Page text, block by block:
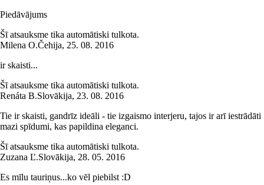
Piedāvājums
Šī atsauksme tika automātiski tulkota.
Milena O.Čehija, 25. 08. 2016
ir skaisti...
Šī atsauksme tika automātiski tulkota.
Renáta B.Slovākija, 23. 08. 2016
Tie ir skaisti, gandrīz ideāli - tie izgaismo interjeru, tajos ir arī iestrādāti
mazi spīdumi, kas papildina eleganci.
Šī atsauksme tika automātiski tulkota.
Zuzana Ľ.Slovākija, 28. 05. 2016
Es mīlu tauriņus...ko vēl piebilst :D